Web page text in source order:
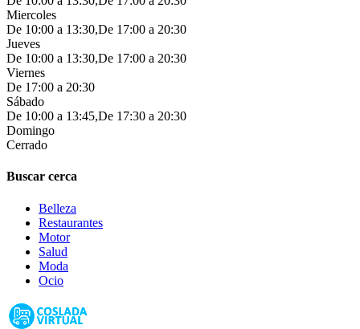
Miercoles
De 10:00 a 13:30,De 17:00 a 20:30
Jueves
De 10:00 a 13:30,De 17:00 a 20:30
Viernes
De 17:00 a 20:30
Sábado
De 10:00 a 13:45,De 17:30 a 20:30
Domingo
Cerrado
Buscar cerca
Belleza
Restaurantes
Motor
Salud
Moda
Ocio